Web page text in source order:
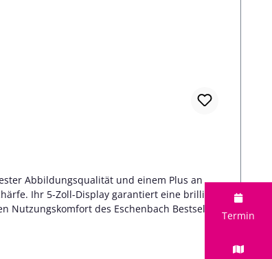
Abbildungsqualität und einem Plus an
Ihr 5-Zoll-Display garantiert eine brilliante
des Eschenbach Bestsellers.
in der Nutzerfreundlichkeit ihrer Klasse.
Termin